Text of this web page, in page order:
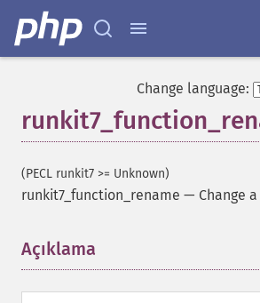
Change language:
(PECL runkit7 >= Unknown)
runkit7_function_rename — Change
Açıklama